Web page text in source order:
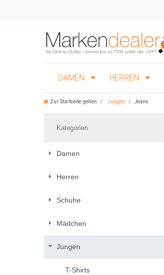
DAMEN HERREN
Zur Startseite gehen Jungen Jeans
Kategorien
Damen
Herren
Schuhe
Mädchen
Jungen
T-Shirts